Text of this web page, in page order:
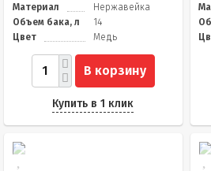
Материал
Нержавейка
Объем бака, л
14
Цвет
Медь
В корзину
Купить в 1 клик